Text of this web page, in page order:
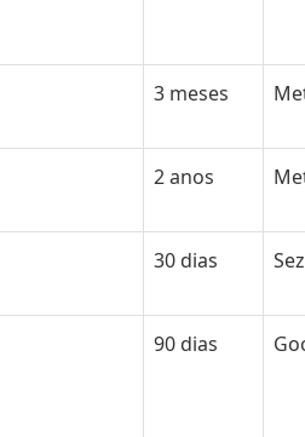
3 meses
2 anos
30 dias
90 dias